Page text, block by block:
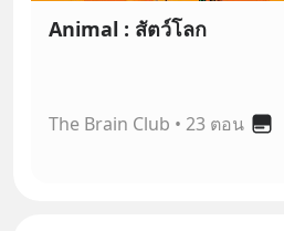
Animal : สัตว์โลก
The Brain Club • 23 ตอน